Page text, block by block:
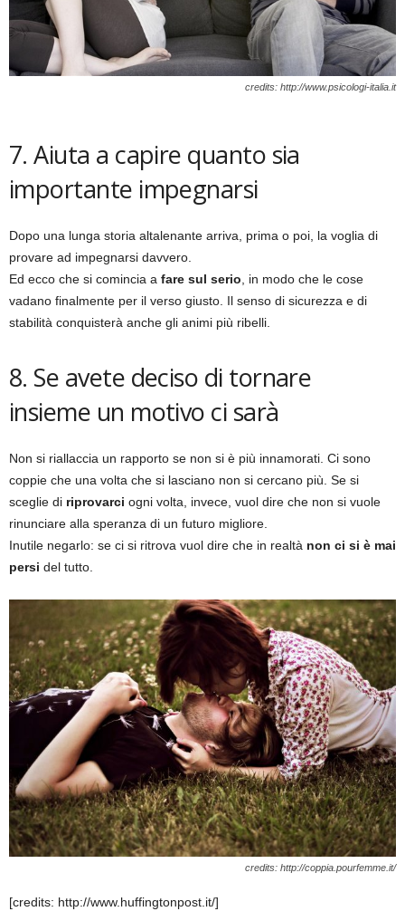
credits: http://www.psicologi-italia.it
7. Aiuta a capire quanto sia
importante impegnarsi
Dopo una lunga storia altalenante arriva, prima o poi, la voglia di
provare ad impegnarsi davvero.
Ed ecco che si comincia a fare sul serio , in modo che le cose
vadano finalmente per il verso giusto. Il senso di sicurezza e di
stabilità conquisterà anche gli animi più ribelli.
8. Se avete deciso di tornare
insieme un motivo ci sarà
Non si riallaccia un rapporto se non si è più innamorati. Ci sono
coppie che una volta che si lasciano non si cercano più. Se si
sceglie di riprovarci ogni volta, invece, vuol dire che non si vuole
rinunciare alla speranza di un futuro migliore.
Inutile negarlo: se ci si ritrova vuol dire che in realtà non ci si è mai
persi del tutto.
credits: http://coppia.pourfemme.it/
[credits: http://www.huffingtonpost.it/]